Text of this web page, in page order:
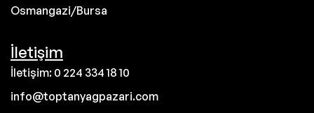
Osmangazi/Bursa
İletişim
İletişim: 0 224 334 18 10
info@toptanyagpazari.com